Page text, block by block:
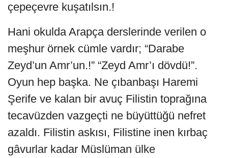
çepeçevre kuşatılsın.!
Hani okulda Arapça derslerinde verilen o
meşhur örnek cümle vardır; “Darabe
Zeyd’un Amr’un.!” “Zeyd Amr’ı dövdü!”.
Oyun hep başka. Ne çıbanbaşı Haremi
Şerife ve kalan bir avuç Filistin toprağına
tecavüzden vazgeçti ne büyüttüğü nefret
azaldı. Filistin askısı, Filistine inen kırbaç
gâvurlar kadar Müslüman ülke